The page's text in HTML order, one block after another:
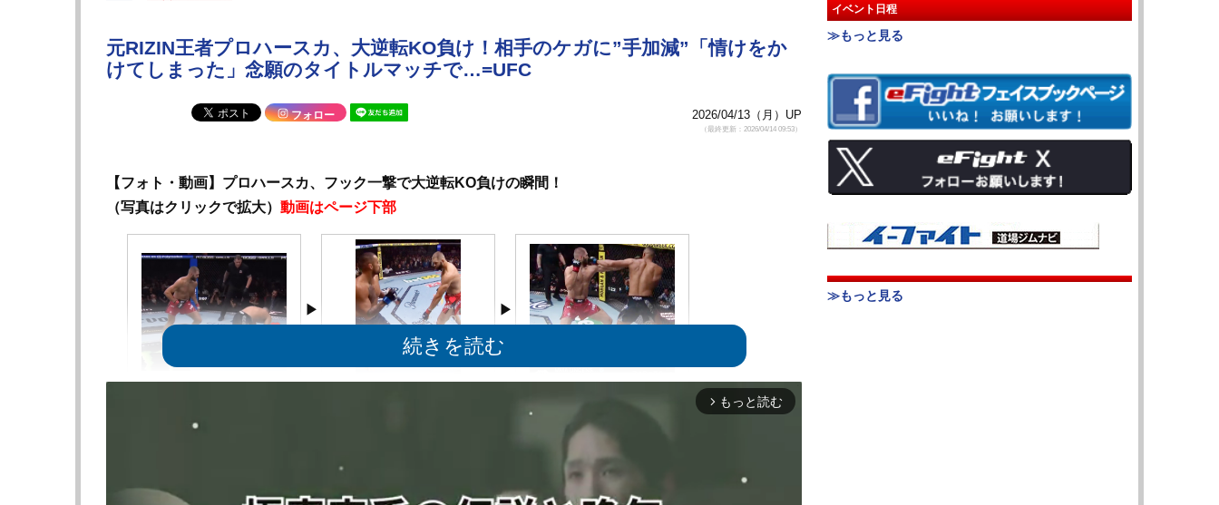
元RIZIN王者プロハースカ、大逆転KO負け！相手のケガに”手加減”「情けをか
けてしまった」念願のタイトルマッチで…=UFC
フォロー 2026/04/13（月）UP
（最終更新：2026/04/14 09:53）
【フォト・動画】プロハースカ、フック一撃で大逆転KO負けの瞬間！
（写真はクリックで拡大） 動画はページ下部
@MMAUNCENSORED1
arrow_forward_ios もっと読む
イベント日程
≫もっと見る
≫もっと見る